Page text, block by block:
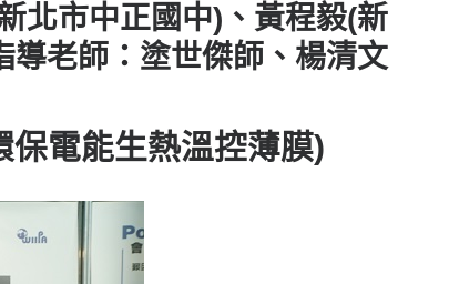
北市中正國中)、黃程毅(新
老師：塗世傑師、楊清文
電能生熱溫控薄膜)